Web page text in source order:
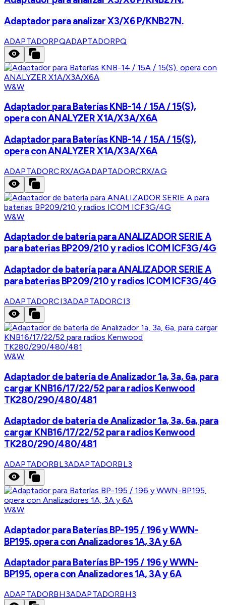
Adaptador para analizar X3/X6 P/KNB27N.
ADAPTADORPQADAPTADORPQ
W&W
Adaptador para Baterías KNB-14 / 15A / 15(S),
opera con ANALYZER X1A/X3A/X6A
Adaptador para Baterías KNB-14 / 15A / 15(S),
opera con ANALYZER X1A/X3A/X6A
ADAPTADORCRX/AGADAPTADORCRX/AG
W&W
Adaptador de batería para ANALIZADOR SERIE A
para baterias BP209/210 y radios ICOM ICF3G/4G
Adaptador de batería para ANALIZADOR SERIE A
para baterias BP209/210 y radios ICOM ICF3G/4G
ADAPTADORCI3ADAPTADORCI3
W&W
Adaptador de batería de Analizador 1a, 3a, 6a, para
cargar KNB16/17/22/52 para radios Kenwood
TK280/290/480/481
Adaptador de batería de Analizador 1a, 3a, 6a, para
cargar KNB16/17/22/52 para radios Kenwood
TK280/290/480/481
ADAPTADORBL3ADAPTADORBL3
W&W
Adaptador para Baterías BP-195 / 196 y WWN-
BP195, opera con Analizadores 1A, 3A y 6A
Adaptador para Baterías BP-195 / 196 y WWN-
BP195, opera con Analizadores 1A, 3A y 6A
ADAPTADORBH3ADAPTADORBH3